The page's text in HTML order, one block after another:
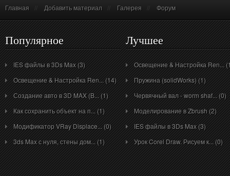
Главная Добавить материал Галерея Форум
Популярное
IES файлы в 3Ds Max (3)
Освещение & Настройка Ren... (14)
Создание авто в 3D MAX (B... (1)
Как сохранить объект на п... (1)
Модификатор VRay Displace... (0)
3ds Max с нуля, стены дом... (1)
Лучшее
Освещение & Настройка Ren...
Пружина (solidWorks) (1)
Червячный вал - worm shaf... (0)
Моделирование в Zbrush (2)
IES файлы в 3Ds Max (3)
Урок Corel Draw. Рисуем к... (0)